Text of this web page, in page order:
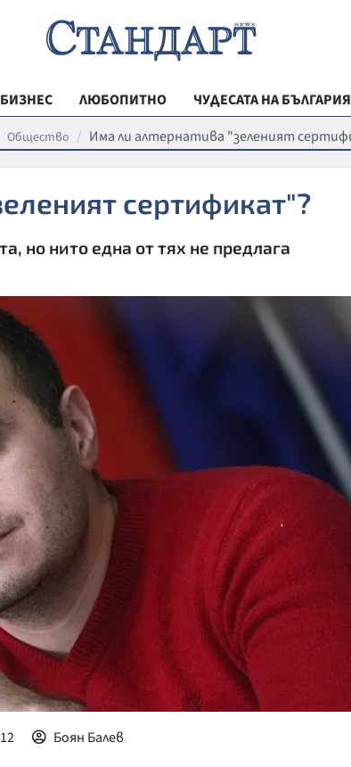
БИЗНЕС ЛЮБОПИТНО
ЧУДЕСАТА НА БЪЛГАРИЯ
РЕГИОНАЛНИ
ВЕСТНИК
МЛАДЕЖКА
МОЯТ ГРАД
ТЕХНОЛОГИИ
ДА!НА
ДА! НА
КУЛТУРА
ПРАВОСЪДИЕ
КРИМИ
ВЯРА
ОБЯВИ
ВОЙНАТА В
Общество Има ли алтернатива "зеленият
сертификат"?
но нито една от тях не предлага
Боян Балев